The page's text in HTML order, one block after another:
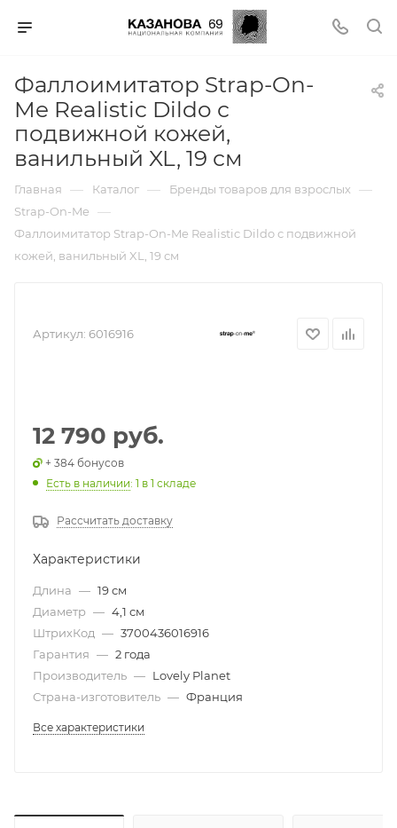
Фаллоимитатор Strap-On-
Me Realistic Dildo с
подвижной кожей,
ванильный XL, 19 см
Главная — Каталог — Бренды товаров для взрослых —
Strap-On-Me —
Фаллоимитатор Strap-On-Me Realistic Dildo с подвижной
кожей, ванильный XL, 19 см
Артикул: 6016916
12 790 руб.
+ 384 бонусов
Есть в наличии: 1 в 1 складе
Рассчитать доставку
Характеристики
Длина — 19 см
Диаметр — 4,1 см
ШтрихКод — 3700436016916
Гарантия — 2 года
Производитель — Lovely Planet
Страна-изготовитель — Франция
Все характеристики